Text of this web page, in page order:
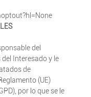
del
Interesado y le
de
(UE)
por lo que se le